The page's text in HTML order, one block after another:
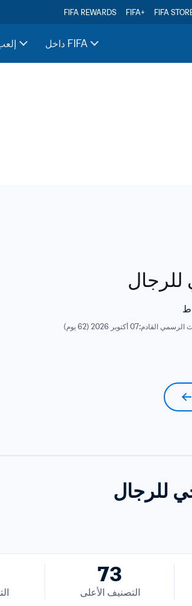
FIFA REWARDS FIFA+ FIFA
داخل FIFA
للرجال
الرسمي القادم:07 أكتوبر 2026 (62 يوم)
للرجال
73
التصنيف الأعلى